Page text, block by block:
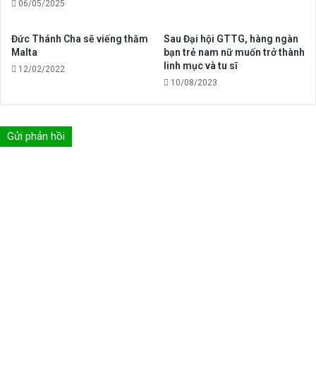
06/05/2025
Đức Thánh Cha sẽ viếng thăm
Malta
12/02/2022
Sau Đại hội GTTG, hàng ngàn
bạn trẻ nam nữ muốn trở thành
linh mục và tu sĩ
10/08/2023
Gửi phản hồi